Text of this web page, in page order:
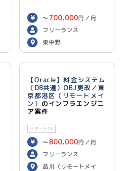
〜 700,000円／月
フリーランス
東中野
【Oracle】料金システム
（DB共通）OBJ更改／東
京都港区（リモートメイ
ン） のインフラエンジニ
ア案件
リモートOK
〜 800,000円／月
フリーランス
品川（リモートメイ